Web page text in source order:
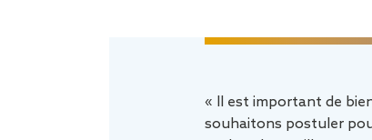
« Il est important de
souhaitons postuler